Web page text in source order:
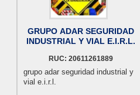
GRUPO ADAR SEGURIDAD
INDUSTRIAL Y VIAL E.I.R.L.
RUC: 20611261889
grupo adar seguridad industrial y
vial e.i.r.l.